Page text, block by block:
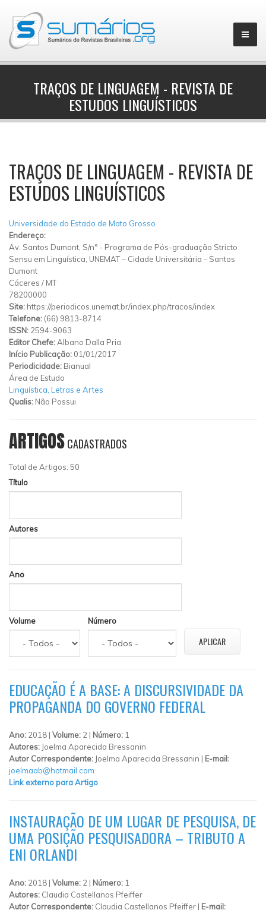
TRAÇOS DE LINGUAGEM - REVISTA DE
ESTUDOS LINGUÍSTICOS
TRAÇOS DE LINGUAGEM - REVISTA DE
ESTUDOS LINGUÍSTICOS
Universidade do Estado de Mato Grosso
Endereço:
Av. Santos Dumont, S/n° - Programa de Pós-graduação Stricto
Sensu em Linguística, UNEMAT – Cidade Universitária - Santos
Dumont
Cáceres / MT
78200000
Site: https://periodicos.unemat.br/index.php/tracos/index
Telefone: (66) 9813-8714
ISSN: 2594-9063
Editor Chefe:Albano Dalla Pria
Início Publicação: 01/01/2017
Periodicidade: Bianual
Área de Estudo
Linguística, Letras e Artes
Qualis: Não Possui
ARTIGOSCADASTRADOS
Total de Artigos: 50
Título
Autores
Ano
Volume Número
EDUCAÇÃO É A BASE: A DISCURSIVIDADE DA
PROPAGANDA DO GOVERNO FEDERAL
Ano: 2018 | Volume: 2 | Número: 1
Autores: Joelma Aparecida Bressanin
Autor Correspondente: Joelma Aparecida Bressanin | E-mail:
joelmaab@hotmail.com
Link externo para Artigo
INSTAURAÇÃO DE UM LUGAR DE PESQUISA, DE
UMA POSIÇÃO PESQUISADORA – TRIBUTO A
ENI ORLANDI
Ano: 2018 | Volume: 2 | Número: 1
Autores: Claudia Castellanos Pfeiffer
Autor Correspondente: Claudia Castellanos Pfeiffer | E-mail: